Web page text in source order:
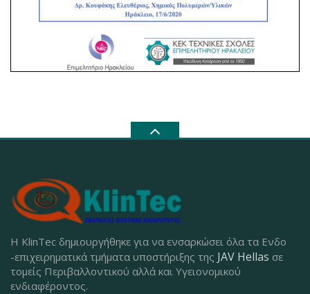
Η KlinTec δημιουργήθηκε για να ενσαρκώσει όλα τα Ενδο
-επιχειρηματικά τμήματα υποστήριξης της JAV Hellas σε
τομείς Περιβαλλοντικού αλλά και Υγειονομικού
ενδιαφέροντος.